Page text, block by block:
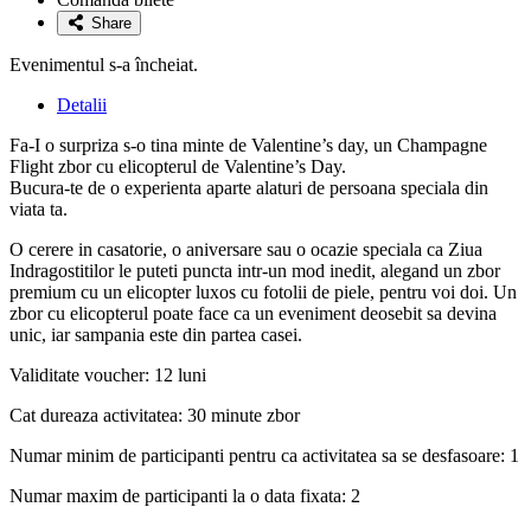
favorite
Share
Evenimentul s-a încheiat.
Detalii
Fa-I o surpriza s-o tina minte de Valentine’s day, un Champagne
Flight zbor cu elicopterul de Valentine’s Day.
Bucura-te de o experienta aparte alaturi de persoana speciala din
viata ta.
O cerere in casatorie, o aniversare sau o ocazie speciala ca Ziua
Indragostitilor le puteti puncta intr-un mod inedit, alegand un zbor
premium cu un elicopter luxos cu fotolii de piele, pentru voi doi. Un
zbor cu elicopterul poate face ca un eveniment deosebit sa devina
unic, iar sampania este din partea casei.
Validitate voucher: 12 luni
Cat dureaza activitatea: 30 minute zbor
Numar minim de participanti pentru ca activitatea sa se desfasoare: 1
Numar maxim de participanti la o data fixata: 2